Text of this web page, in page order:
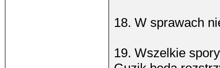
18. W sprawach
19. Wszelkie